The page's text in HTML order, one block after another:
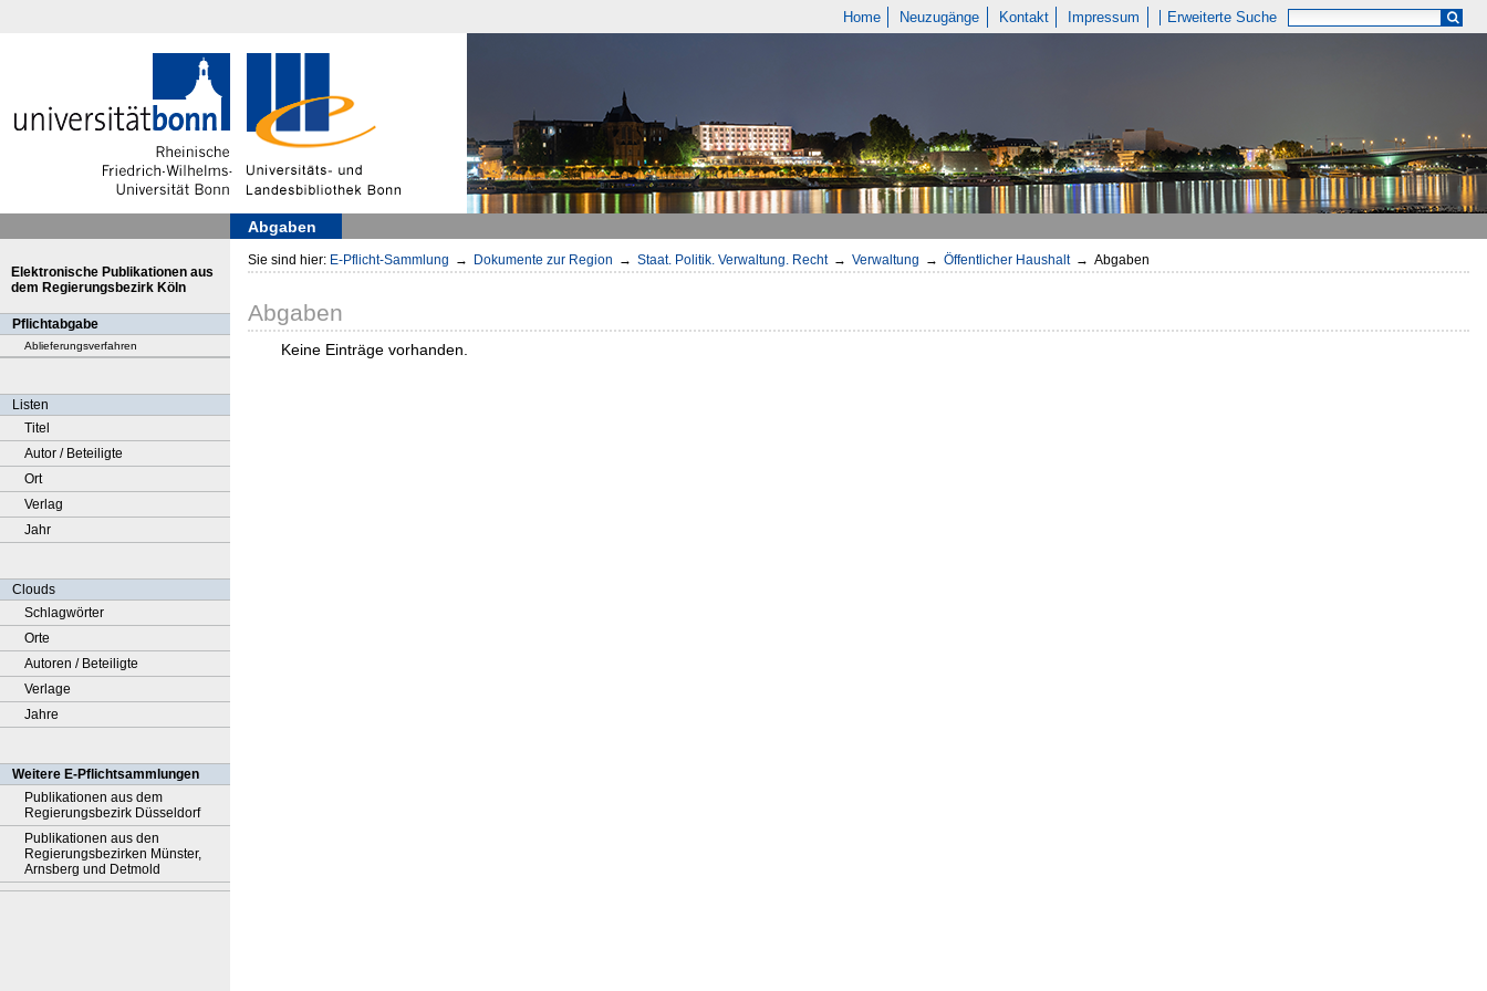
Home Neuzugänge Kontakt Impressum Erweiterte Suche
Abgaben
Elektronische Publikationen aus
dem Regierungsbezirk Köln
Pflichtabgabe
Ablieferungsverfahren
Listen
Titel
Autor / Beteiligte
Ort
Verlag
Jahr
Clouds
Schlagwörter
Orte
Autoren / Beteiligte
Verlage
Jahre
Weitere E-Pflichtsammlungen
Publikationen aus dem
Regierungsbezirk Düsseldorf
Publikationen aus den
Regierungsbezirken Münster,
Arnsberg und Detmold
Sie sind hier: E-Pflicht-Sammlung → Dokumente zur Region → Staat. Politik. Verwaltung. Recht → Verwaltung → Öffentlicher Haushalt → Abgaben
Abgaben
Keine Einträge vorhanden.